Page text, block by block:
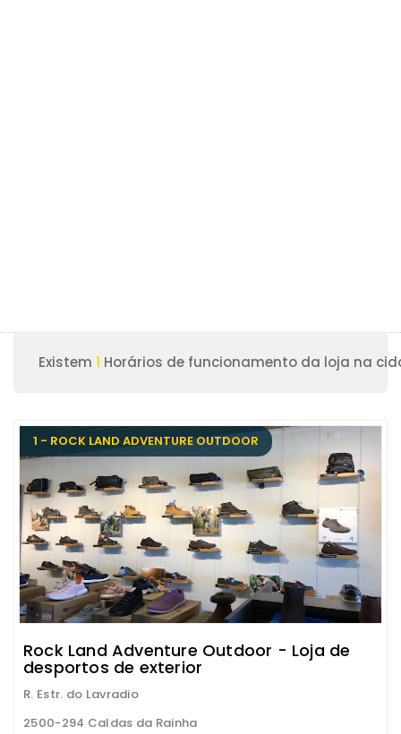
Existem 1 Horários de funcionamento da loja na
1 - ROCK LAND ADVENTURE OUTDOOR
Rock Land Adventure Outdoor - Loja de
desportos de exterior
R. Estr. do Lavradio
2500-294 Caldas da Rainha